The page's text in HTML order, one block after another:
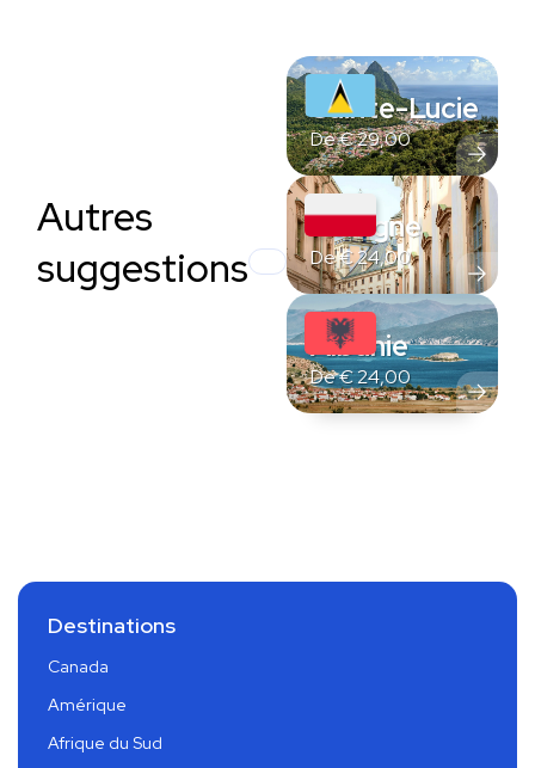
Autres
suggestions
Sainte-Lucie
De€29,00
Pologne
De€24,00
Albanie
De€24,00
Destinations
Canada
Amérique
Afrique du Sud